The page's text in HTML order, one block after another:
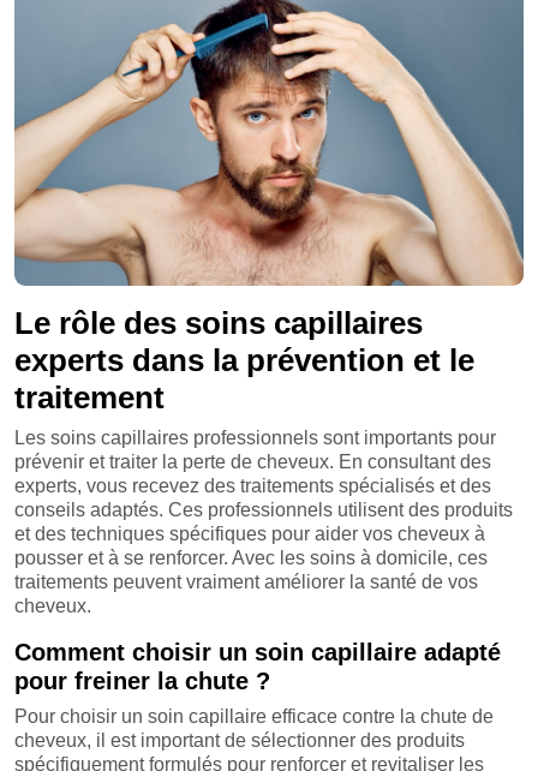
Le rôle des soins capillaires
experts dans la prévention et le
traitement
Les soins capillaires professionnels sont importants pour
prévenir et traiter la perte de cheveux. En consultant des
experts, vous recevez des traitements spécialisés et des
conseils adaptés. Ces professionnels utilisent des produits
et des techniques spécifiques pour aider vos cheveux à
pousser et à se renforcer. Avec les soins à domicile, ces
traitements peuvent vraiment améliorer la santé de vos
cheveux.
Comment choisir un soin capillaire adapté
pour freiner la chute ?
Pour choisir un soin capillaire efficace contre la chute de
cheveux, il est important de sélectionner des produits
spécifiquement formulés pour renforcer et revitaliser les